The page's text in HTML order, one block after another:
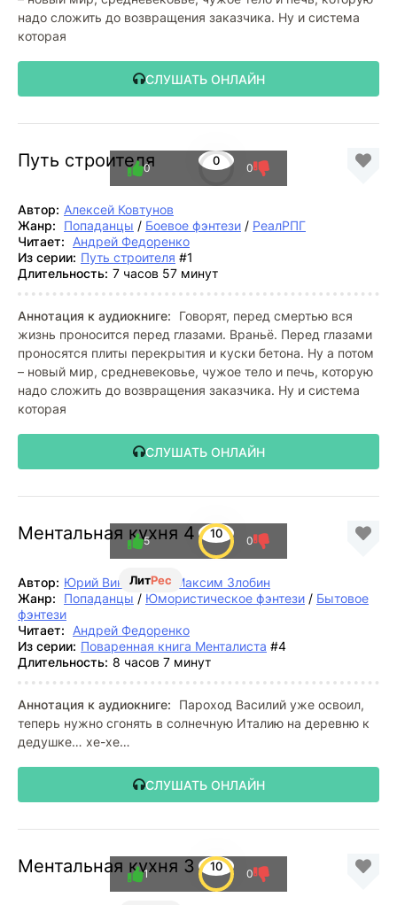
надо сложить до возвращения заказчика. Ну и система
которая
СЛУШАТЬ ОНЛАЙН
Путь строителя 0
0 0
Автор: Алексей Ковтунов
Жанр:
Попаданцы / Боевое фэнтези / РеалРПГ
Читает:
Андрей Федоренко
Из серии: Путь строителя #1
Длительность: 7 часов 57 минут
Аннотация к аудиокниге:
Говорят, перед смертью вся
жизнь проносится перед глазами. Враньё. Перед глазами
проносятся плиты перекрытия и куски бетона. Ну а потом
– новый мир, средневековье, чужое тело и печь, которую
надо сложить до возвращения заказчика. Ну и система
которая
СЛУШАТЬ ОНЛАЙН
Ментальная кухня 4
ЛитРес
10
5 0
Автор: Юрий Винокуров,
Максим Злобин
Жанр:
Попаданцы / Юмористическое фэнтези / Бытовое
фэнтези
Читает:
Андрей Федоренко
Из серии: Поваренная книга Менталиста #4
Длительность: 8 часов 7 минут
Аннотация к аудиокниге:
Пароход Василий уже освоил,
теперь нужно сгонять в солнечную Италию на деревню к
дедушке… хе-хе…
СЛУШАТЬ ОНЛАЙН
Ментальная кухня 3 10
1 0